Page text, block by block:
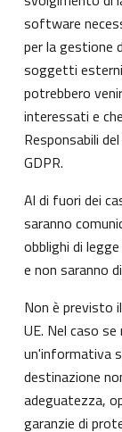
software
per la gestione
soggetti
potrebbero
interessati e
Responsabili
GDPR.
Al di fuori dei
saranno
obblighi di
e non saranno
Non è previsto
UE. Nel caso
un'informativa
destinazione
adeguatezza,
garanzie di